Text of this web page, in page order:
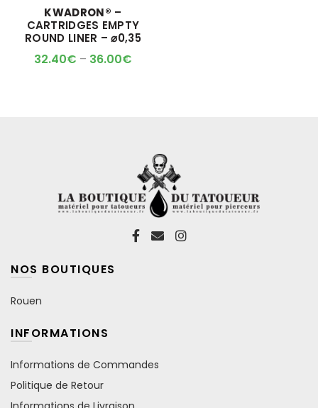
plusieurs
variations.
Les
options
KWADRON® –
CARTRIDGES EMPTY
ROUND LINER – ⌀0,35
32.40€ – 36.00€
NOS BOUTIQUES
Rouen
INFORMATIONS
Informations de Commandes
Politique de Retour